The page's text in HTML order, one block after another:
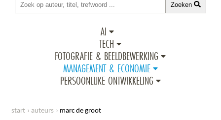
Zoeken
AI
TECH
FOTOGRAFIE & BEELDBEWERKING
MANAGEMENT & ECONOMIE
PERSOONLIJKE ONTWIKKELING
start auteurs marc de groot